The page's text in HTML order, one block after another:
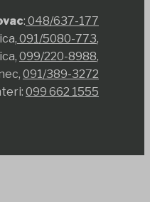
: 048/637-177
091/5080-773,
099/220-8988,
091/389-3272
099 662 1555